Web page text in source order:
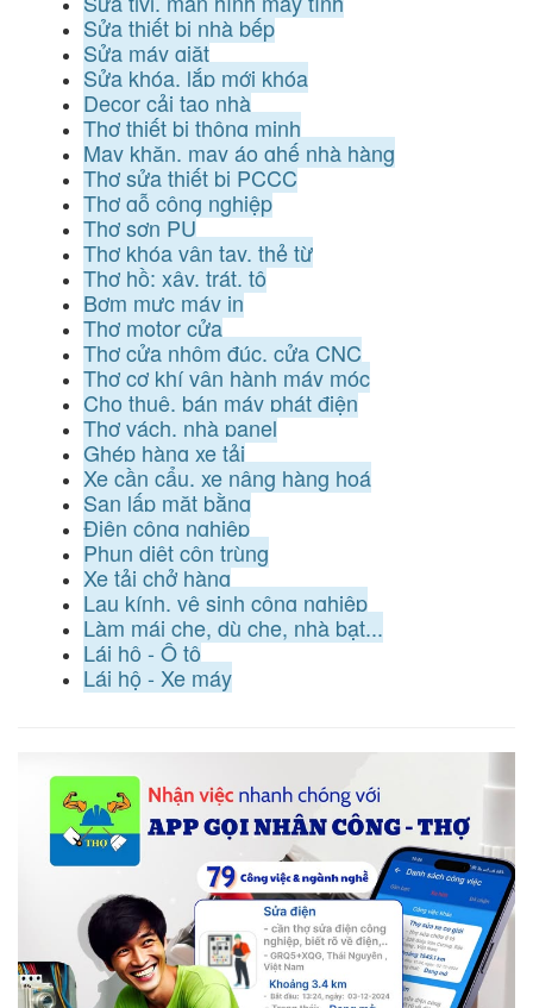
Sửa thiết bị nhà bếp
Sửa máy giặt
Sửa khóa, lắp mới khóa
Decor cải tạo nhà
Thợ thiết bị thông minh
May khăn, may áo ghế nhà hàng
Thợ sửa thiết bị PCCC
Thợ gỗ công nghiệp
Thợ sơn PU
Thợ khóa vân tay, thẻ từ
Thợ hồ: xây, trát, tô
Bơm mực máy in
Thợ motor cửa
Thợ cửa nhôm đúc, cửa CNC
Thợ cơ khí vận hành máy móc
Cho thuê, bán máy phát điện
Thợ vách, nhà panel
Ghép hàng xe tải
Xe cần cẩu, xe nâng hàng hoá
San lấp mặt bằng
Điện công nghiệp
Phun diệt côn trùng
Xe tải chở hàng
Lau kính, vệ sinh công nghiệp
Làm mái che, dù che, nhà bạt...
Lái hộ - Ô tô
Lái hộ - Xe máy